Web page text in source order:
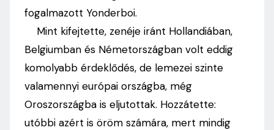
fogalmazott Yonderboi.
Mint kifejtette, zenéje iránt Hollandiában,
Belgiumban és Németországban volt eddig
komolyabb érdeklődés, de lemezei szinte
valamennyi európai országba, még
Oroszországba is eljutottak. Hozzátette:
utóbbi azért is öröm számára, mert mindig